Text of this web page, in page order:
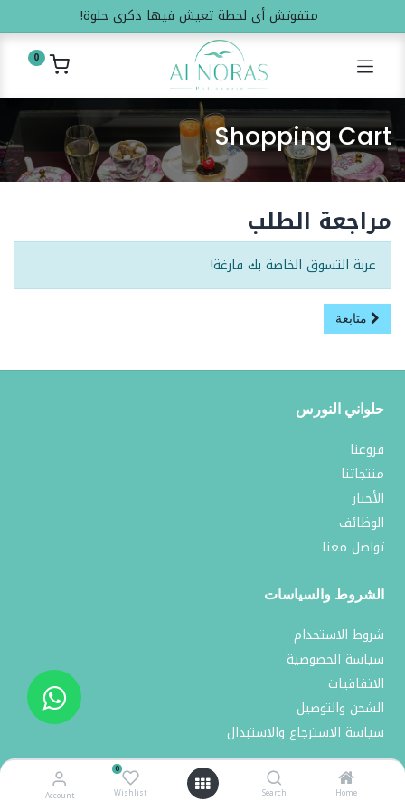
Home
Search
0
Wishlist
Account
متفوتش أي لحظة تعيش فيها ذكرى حلوة!
0
Shopping Cart
مراجعة الطلب
عربة التسوق الخاصة بك فارغة!
متابعة
حلواني النورس
فروعنا
منتجاتنا
الأخبار
الوظائف
تواصل معنا
الشروط والسياسات
شروط الاستخدام
سياسة الخصوصية
الاتفاقيات
الشحن والتوصيل
سياسة الاسترجاع والاستبدال
تواصل معنا